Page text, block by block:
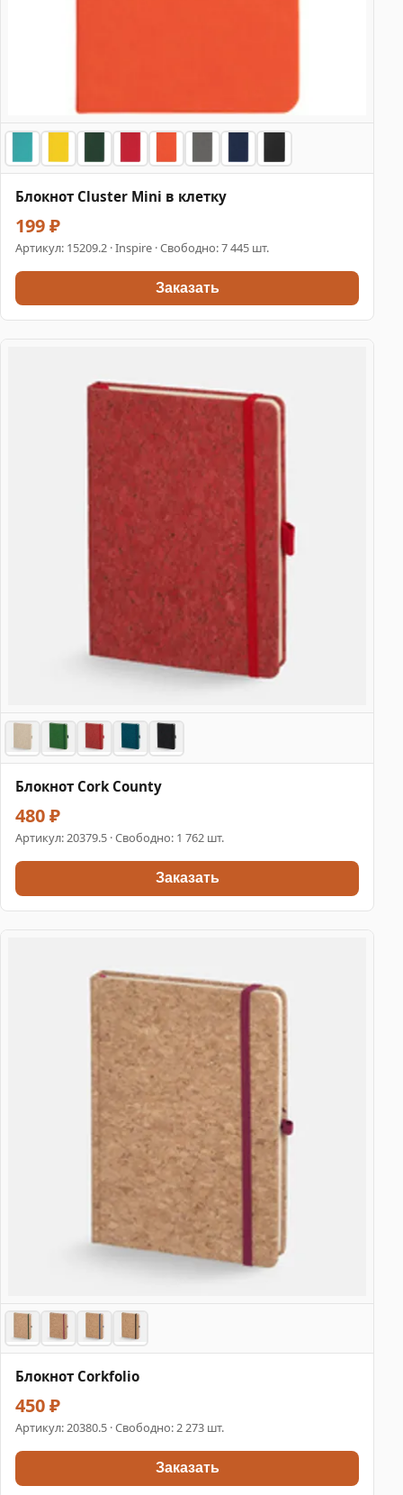
Блокнот Cluster Mini в клетку
199 ₽
Артикул: 15209.2 · Inspire · Свободно: 7 445 шт.
Заказать
Блокнот Cork County
480 ₽
Артикул:20379.5 · Свободно: 1 762 шт.
Заказать
Блокнот Corkfolio
450 ₽
Артикул:20380.5 · Свободно: 2 273 шт.
Заказать